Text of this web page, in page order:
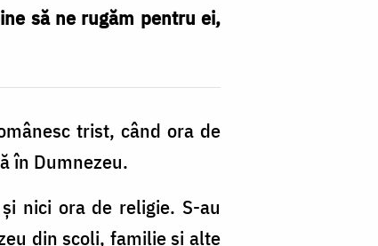
să ne rugăm pentru ei,
trist, când ora de
în Dumnezeu.
nici ora de religie. S-au
din școli, familie și alte